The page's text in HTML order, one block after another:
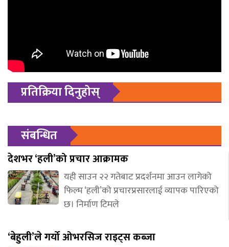
प्रतिक्रिया दिनुहोस्
संबन्धित
देशभर ‘हली’को प्रचार आक्रामक
यही साउन २२ गतेबाट प्रदर्शनमा आउन लागेको
फिल्म ‘हली’को प्रचारप्रसारलाई व्यापक पारिएको
छ। निर्माण टिमले
‘बेहुली’ले गर्यो ओभरसिज राइट्स कब्जा